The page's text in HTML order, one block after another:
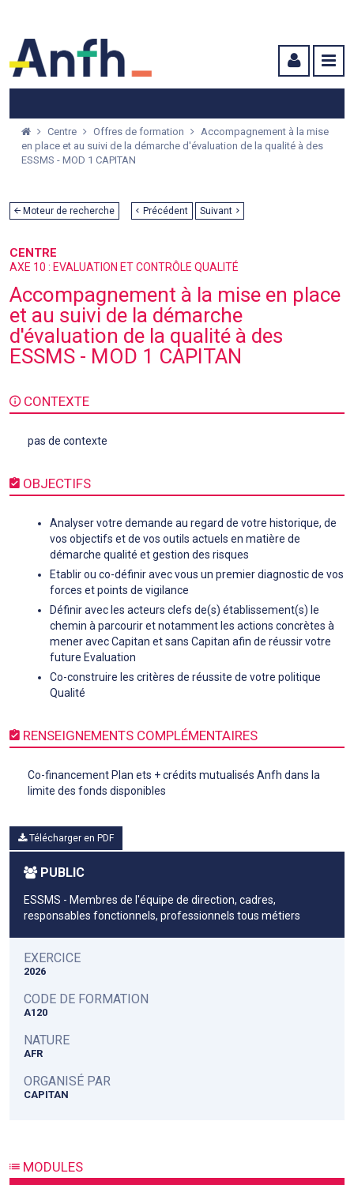
Centre Offres de formation
Accompagnement à la mise
en place et au suivi de la démarche d'évaluation de la qualité à des
ESSMS - MOD 1 CAPITAN
Moteur de recherche Précédent Suivant
CENTRE
AXE 10 : EVALUATION ET CONTRÔLE QUALITÉ
Accompagnement à la mise en place
et au suivi de la démarche
d'évaluation de la qualité à des
ESSMS - MOD 1 CAPITAN
CONTEXTE
pas de contexte
OBJECTIFS
Analyser votre demande au regard de votre historique, de
vos objectifs et de vos outils actuels en matière de
démarche qualité et gestion des risques
Etablir ou co-définir avec vous un premier diagnostic de vos
forces et points de vigilance
Définir avec les acteurs clefs de(s) établissement(s) le
chemin à parcourir et notamment les actions concrètes à
mener avec Capitan et sans Capitan afin de réussir votre
future Evaluation
Co-construire les critères de réussite de votre politique
Qualité
RENSEIGNEMENTS COMPLÉMENTAIRES
Co-financement Plan ets + crédits mutualisés Anfh dans la
limite des fonds disponibles
Télécharger en PDF
PUBLIC
ESSMS - Membres de l'équipe de direction, cadres,
responsables fonctionnels, professionnels tous métiers
EXERCICE
2026
CODE DE FORMATION
A120
NATURE
AFR
ORGANISÉ PAR
CAPITAN
MODULES